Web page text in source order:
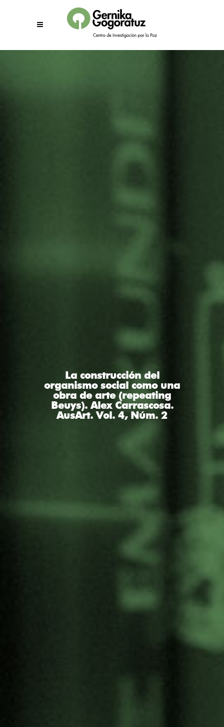
La construcción del
organismo social como una
obra de arte (repeating
Beuys). Alex Carrascosa.
AusArt. Vol. 4, Núm. 2